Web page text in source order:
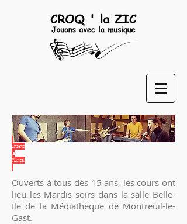
Ensemb
le
Musical
Ouverts à tous dès 15 ans, les cours ont
lieu les Mardis soirs dans la salle Belle-
Ile de la Médiathèque de Montreuil-le-
Gast.